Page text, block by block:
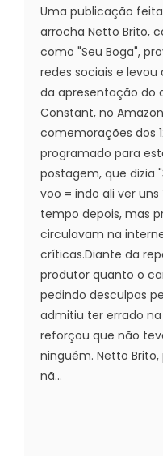
Uma publicação
arrocha Netto Brito,
como "Seu Boga",
redes sociais e
da apresentação do
Constant, no
comemorações dos
programado para
postagem, que dizia
voo = indo ali ver
tempo depois, mas
circulavam na
críticas.Diante da
produtor quanto o
pedindo desculpas
admitiu ter errado
reforçou que não
ninguém. Netto
nã...